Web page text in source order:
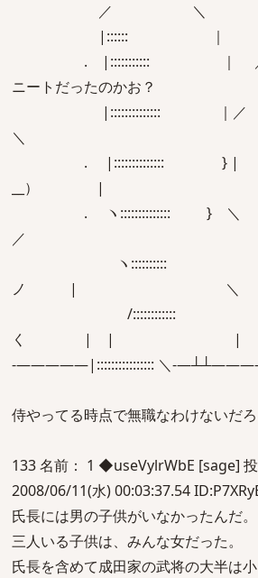
／ ＼ ＿＿
|:::::: ｜
. |::::::::::: ｜
ニートだったのかお？
|:::::::::::::: ｜／ （
＼
. |:::::::::::::: } |
__） |
. ヽ:::::::::::::: }
／
ヽ::::::::::
ノ | ＼
/::::::::::::
く | | |
-―――――|:::::::::::::::: ＼-
侍やってる時点で無職なわけないだろ
133 名前： 1 ◆useVylrWbE [sage] 投
2008/06/11(水) 00:03:37.54
氏長には男の子供がいなかったんだ。
三人いる子供は、みんな女だった。
氏長を含めて成田家の武将の大半は